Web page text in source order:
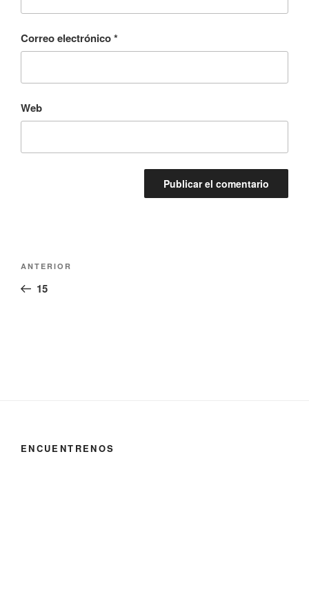
Correo electrónico*
Web
Navegación
entradas
Entrada
anterior:
ANTERIOR
15
ENCUENTRENOS